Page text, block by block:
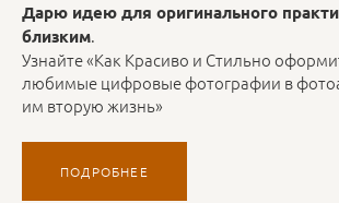
Дарю идею для оригинального
близким.
Узнайте «Как Красиво и Стильно
любимые цифровые фотографии в
им вторую жизнь»
ПОДРОБНЕЕ